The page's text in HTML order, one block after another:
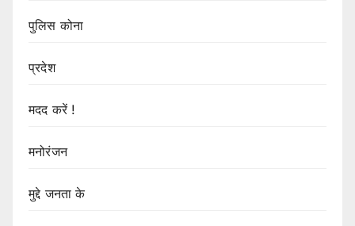
पुलिस कोना
प्रदेश
मदद करें !
मनोरंजन
मुद्दे जनता के